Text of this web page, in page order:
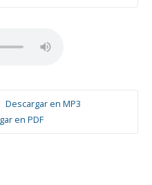
Descargar en MP3
en PDF